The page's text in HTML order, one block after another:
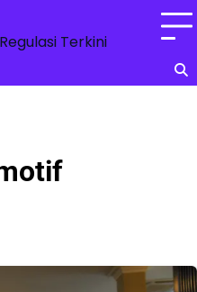
Terkini